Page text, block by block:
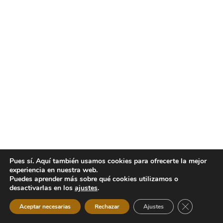
Pues sí. Aquí también usamos cookies para ofrecerte la mejor
experiencia en nuestra web.
Puedes aprender más sobre qué cookies utilizamos o
desactivarlas en los ajustes.
Aceptar necesarias Rechazar Ajustes Cerrar el